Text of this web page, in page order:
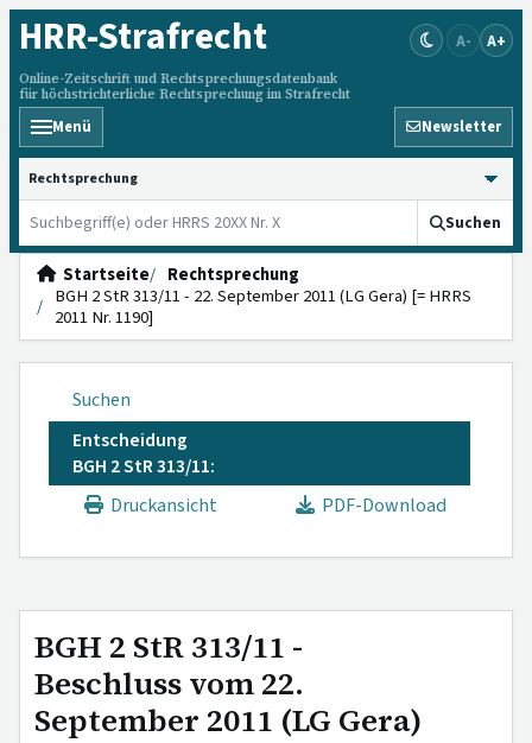
HRR-Strafrecht
Online-Zeitschrift und Rechtsprechungsdatenbank
für höchstrichterliche Rechtsprechung im Strafrecht
A- A+
Menü Newsletter
HRRS durchsuchen
Suchen
Startseite
Rechtsprechung
BGH 2 StR 313/11 - 22. September 2011 (LG Gera) [= HRRS
2011 Nr. 1190]
Suchen
Entscheidung
BGH 2 StR 313/11:
Druckansicht
PDF-Download
BGH 2 StR 313/11 -
Beschluss vom 22.
September 2011 (LG Gera)